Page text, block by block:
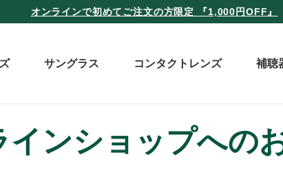
オンラインで初めてご注文の方限定 『1,000円OFF』
サングラス コンタクトレンズ 補聴
インショップへの